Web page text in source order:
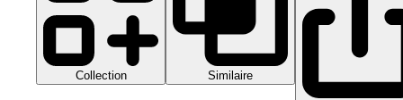
Collection Similaire